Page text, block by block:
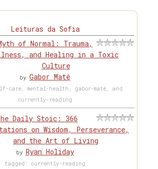
Leituras da Sofia
of Normal: Trauma,
and Healing in a Toxic
Culture
by Gabor Maté
care, mental-health, gabor-maté, and
currently-reading
Daily Stoic: 366
on Wisdom, Perseverance,
and the Art of Living
by Ryan Holiday
tagged: currently-reading